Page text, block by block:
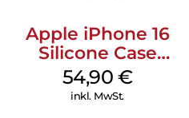
Apple iPhone 16
Silicone Case
MagSafe Black
54,90 €
inkl. MwSt.